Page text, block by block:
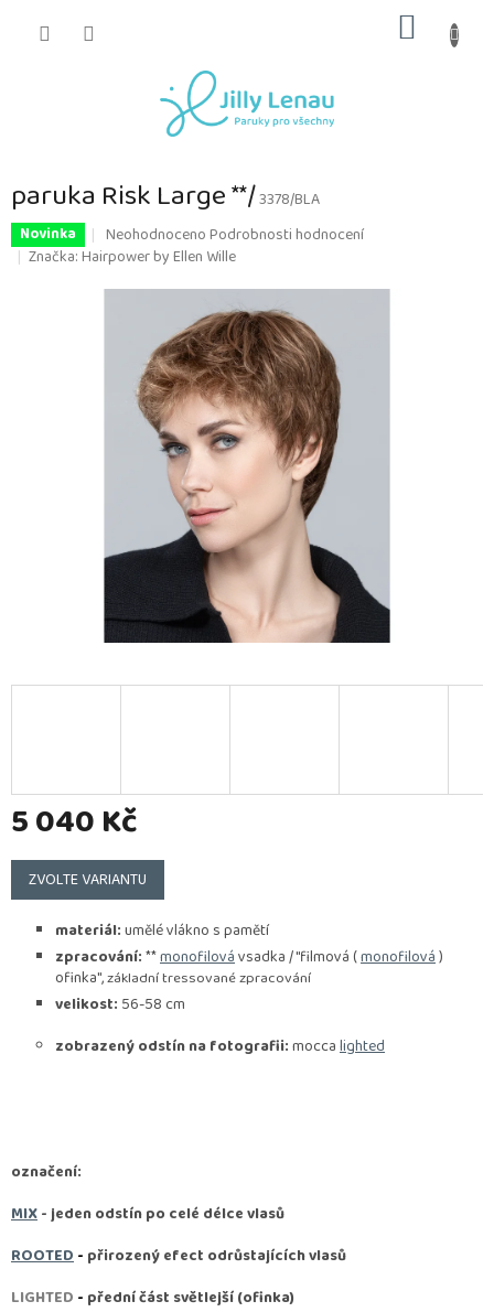
KOŠÍK
paruka Risk Large **/3378/BLA
Novinka
Průměrné
hodnocení
je
hvězdiček.
NeohodnocenoPodrobnosti hodnocení
Značka:Hairpower by Ellen Wille
5 040 Kč
Měrná
cena:
ZVOLTE VARIANTU
materiál:umělé vlákno s pamětí
zpracování:**monofilovávsadka / "filmová (monofilová)
ofinka",základní tressované zpracování
velikost: 56-58 cm
zobrazený odstín na fotografii:moccalighted
označení:
MIX- jeden odstín po celé délce vlasů
ROOTED- přirozený efect odrůstajících vlasů
LIGHTED - přední část světlejší (ofinka)